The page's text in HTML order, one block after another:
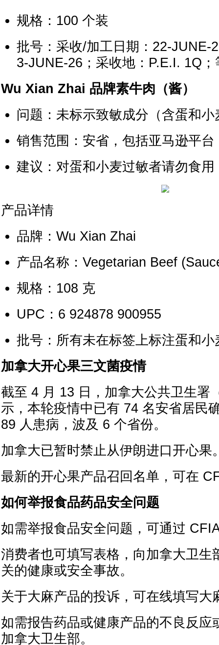
规格：100 个装
批号：采收/加工日期：22-JUNE-
3-JUNE-26；采收地：P.E.I. 1Q
Wu Xian Zhai 品牌素牛肉（酱）
问题：未标示致敏成分（含蛋和小
销售范围：安省，包括亚马逊平台
建议：对蛋和小麦过敏者请勿食用
产品详情
品牌：Wu Xian Zhai
产品名称：Vegetarian Beef
规格：108 克
UPC：6 924878 900955
批号：所有未在标签上标注蛋和小
加拿大开心果三文菌疫情
截至 4 月 13 日，加拿大公共卫生署
示，本轮疫情中已有 74 名安省居民
89 人患病，波及 6 个省份。
加拿大已暂时禁止从伊朗进口开心果
最新的开心果产品召回名单，可在
如何举报食品药品安全问题
如需举报食品安全问题，可通过
消费者也可填写表格，向加拿大卫生
关的健康或安全事故。
关于大麻产品的投诉，可在线填写大
如需报告药品或健康产品的不良反应
加拿大卫生部。